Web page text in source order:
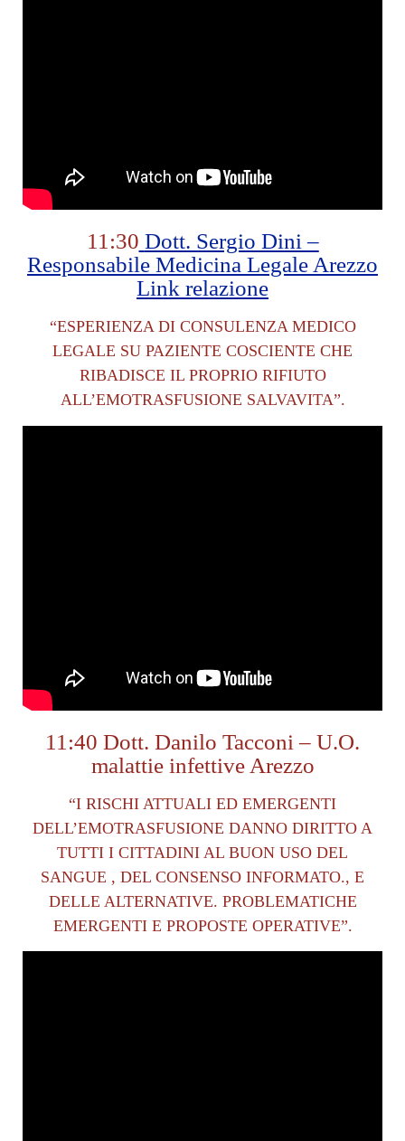
11:30 Dott. Sergio Dini –
Responsabile Medicina Legale Arezzo
Link relazione
“ESPERIENZA DI CONSULENZA MEDICO
LEGALE SU PAZIENTE COSCIENTE CHE
RIBADISCE IL PROPRIO RIFIUTO
ALL’EMOTRASFUSIONE SALVAVITA”.
11:40 Dott. Danilo Tacconi – U.O.
malattie infettive Arezzo
“I RISCHI ATTUALI ED EMERGENTI
DELL’EMOTRASFUSIONE DANNO DIRITTO A
TUTTI I CITTADINI AL BUON USO DEL
SANGUE , DEL CONSENSO INFORMATO., E
DELLE ALTERNATIVE. PROBLEMATICHE
EMERGENTI E PROPOSTE OPERATIVE”.